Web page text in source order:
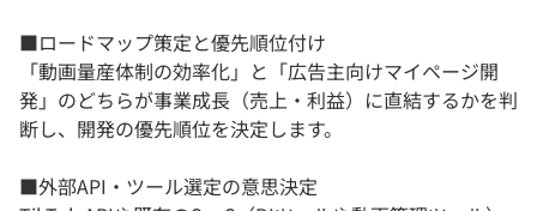
■ロードマップ策定と優先順位付け
「動画量産体制の効率化」と「広告主向けマイページ開
発」のどちらが事業成長（売上・利益）に直結するかを判
断し、開発の優先順位を決定します。
■外部API・ツール選定の意思決定